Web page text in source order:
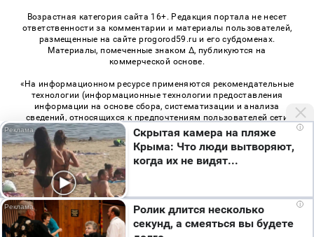
Возрастная категория сайта 16+. Редакция портала не несет
ответственности за комментарии и материалы пользователей,
размещенные на сайте progorod59.ru и его субдоменах.
Материалы, помеченные знаком Δ, публикуются на
коммерческой основе.
«На информационном ресурсе применяются рекомендательные
технологии (информационные технологии предоставления
информации на основе сбора, систематизации и анализа
сведений, относящихся к предпочтениям пользователей сети
«Интернет», находящихся на территории Российской
Федерации)». Правила применения рекомендательных
технологий в виджетах рекламно-обменной сети«СМИ2» (PDF),
«Sparrow» (PDF)
© 2026 «Про Город Пермь» | Все права защищены
Возрастная категория сайта 16+
i
Скрытая камера на пляже
Крыма: Что люди вытворяют,
когда их не видят...
i
Ролик длится несколько
секунд, а смеяться вы будете